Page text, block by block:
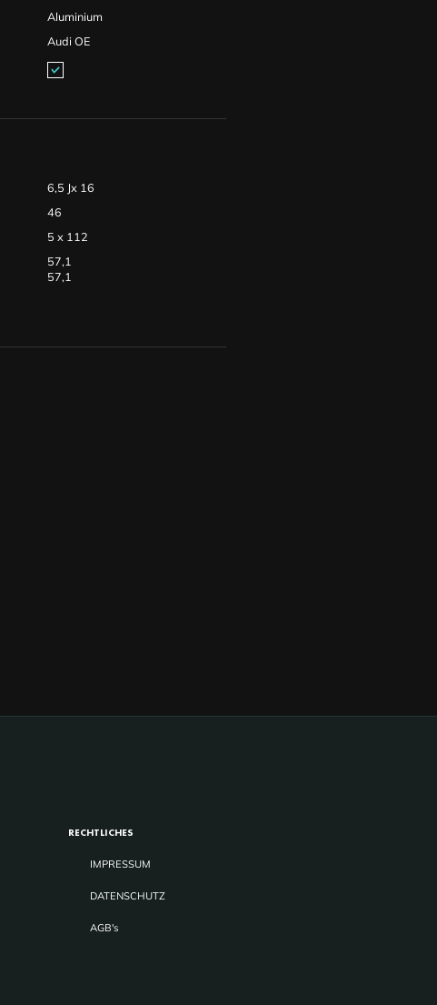
Aluminium
Audi OE
6,5 Jx 16
46
5 x 112
57,1
57,1
RECHTLICHES
IMPRESSUM
DATENSCHUTZ
AGB's